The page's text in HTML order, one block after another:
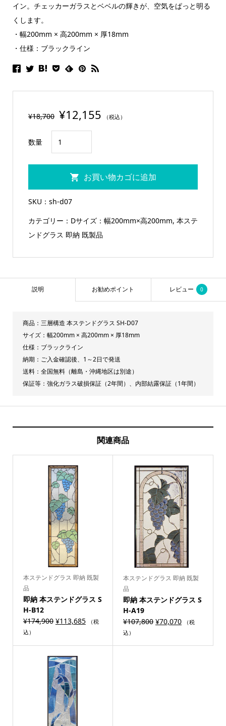
イン。チェッカーガラスとベベルの輝きが、空気をぱっと明る
くします。
・幅200mm × 高200mm × 厚18mm
・仕様：ブラックライン
¥18,700 ¥12,155 （税込）
数量
納
本
ン
ド
グ
SH-
お買い物カゴに追加
SKU： sh-d07
カテゴリー： Dサイズ：幅200mm×高200mm, 本ステ
ンドグラス 即納 既製品
説明 お勧めポイント レビュー 0
商品：三層構造 本ステンドグラス SH-D07
サイズ：幅200mm × 高200mm × 厚18mm
仕様：ブラックライン
納期：ご入金確認後、1～2日で発送
送料：全国無料（離島・沖縄地区は別途）
保証等：強化ガラス破損保証（2年間）、内部結露保証（1年間）
関連商品
本ステンドグラス 即納 既製
品
即納 本ステンドグラス S
H-B12
¥174,900 ¥113,685
（税
込）
本ステンドグラス 即納 既製
品
即納 本ステンドグラス S
H-A19
¥107,800 ¥70,070
（税
込）